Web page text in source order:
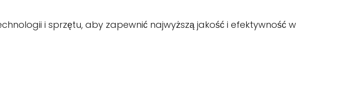
i sprzętu, aby zapewnić najwyższą jakość i efektywność w